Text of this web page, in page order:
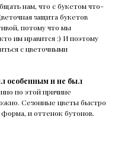
нам, что с букетом что-
защита букетов
потому что мы
им нравится :) И поэтому
с цветочными
особенным и не был
по этой причине
Сезонные цветы быстро
форма, и оттенок бутонов.